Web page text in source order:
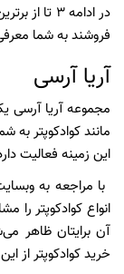
در ادامه 3
فروشند به شما
آریا آرسی
مجموعه آریا آرسی
این زمینه فعالیت
با مراجعه به
انواع کوادکوپتر
آن برایتان ظاهر
خرید کوادکوپتر از